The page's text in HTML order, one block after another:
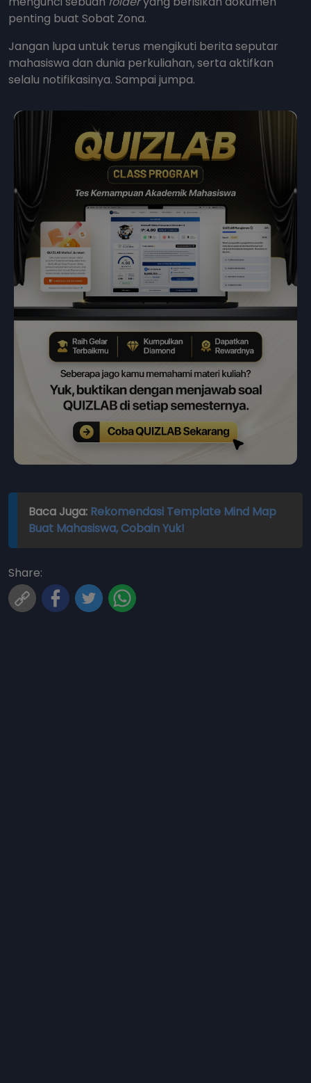
penting buat Sobat Zona.
Jangan lupa untuk terus mengikuti berita seputar
mahasiswa dan dunia perkuliahan, serta aktifkan
selalu notifikasinya. Sampai jumpa.
Baca Juga: Rekomendasi Template Mind Map
Buat Mahasiswa, Cobain Yuk!
Share: